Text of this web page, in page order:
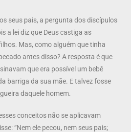
seus pais, a pergunta dos discípulos
a lei diz que Deus castiga as
Mas, como alguém que tinha
antes disso? A resposta é que
que era possível um bebê
barriga da sua mãe. E talvez fosse
daquele homem.
conceitos não se aplicavam
“Nem ele pecou, nem seus pais;